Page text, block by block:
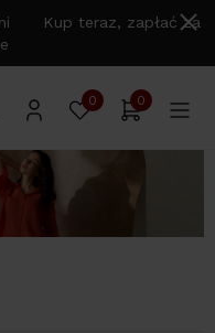
Kup teraz, zapłać za
0 0